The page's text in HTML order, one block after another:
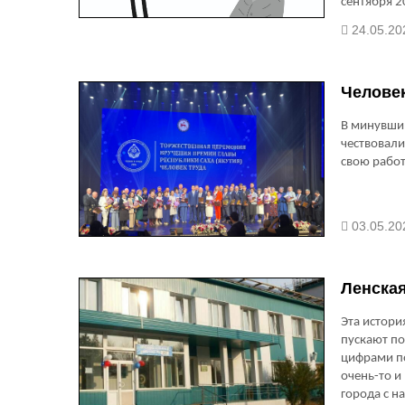
В
свою
Эта
пускают
цифрами
очень-то и
города с